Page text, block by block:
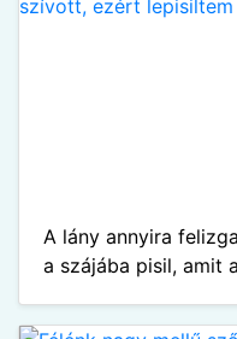
A lány annyira
a szájába pisil, amit